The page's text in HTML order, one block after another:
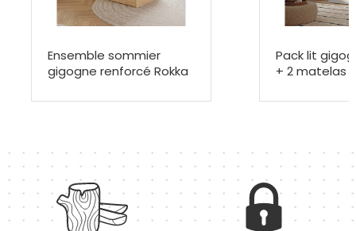
Ensemble sommier
gigogne renforcé Rokka
Pack lit
+ 2 matelas